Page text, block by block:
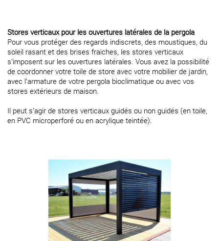
Stores verticaux pour les ouvertures latérales de la pergola
Pour vous protéger des regards indiscrets, des moustiques, du
soleil rasant et des brises fraiches, les stores verticaux
s’imposent sur les ouvertures latérales. Vous avez la possibilité
de coordonner votre toile de store avec votre mobilier de jardin,
avec l’armature de votre pergola bioclimatique ou avec vos
stores extérieurs de maison.
Il peut s’agir de stores verticaux guidés ou non guidés (en toile,
en PVC microperforé ou en acrylique teintée).